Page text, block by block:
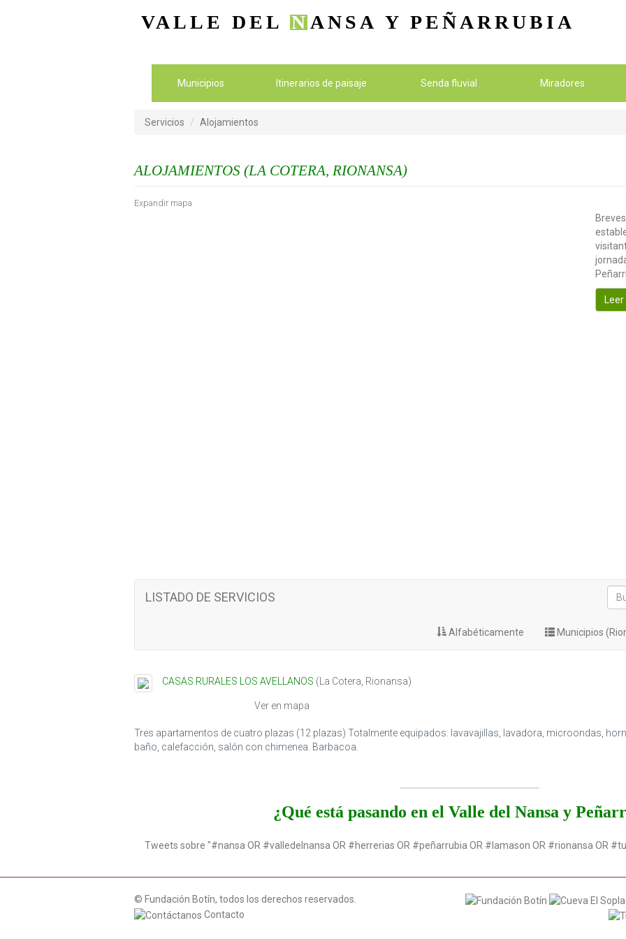
VALLE DEL NANSA Y PEÑARRUBIA
Municipios Itinerarios de paisaje Senda fluvial Miradores
Servicios Alojamientos
ALOJAMIENTOS (LA COTERA, RIONANSA)
Expandir mapa
LISTADO DE SERVICIOS
Alfabéticamente Municipios
CASAS RURALES LOS AVELLANOS ( La Cotera Rionansa)
Ver en mapa
Tres apartamentos de cuatro plazas (12 plazas) Totalmente equipados: lavavajillas, lavadora, microondas,
baño, calefacción, salón con chimenea. Barbacoa.
¿Qué está pasando en el Valle del Nansa y
Tweets sobre "#nansa OR #valledelnansa OR #herrerias OR #peñarrubia OR #lamason OR #rionansa OR
© Fundación Botín, todos los derechos reservados.
Contacto